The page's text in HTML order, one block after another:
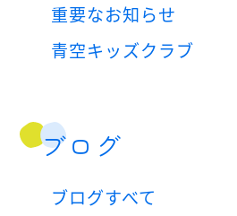
重要なお知らせ
青空キッズクラブ
ブログ
ブログすべて